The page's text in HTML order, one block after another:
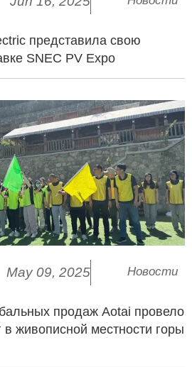
представила свою
SNEC PV Expo
May 09, 2025 Новости
продаж Aotai провело
в живописной местности горы